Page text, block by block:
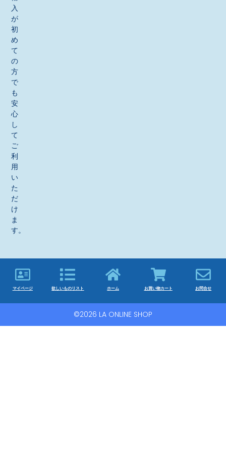
入
が
初
め
て
の
方
で
も
安
心
し
て
ご
利
用
い
た
だ
け
ま
す。
マイページ 欲しいものリスト ホーム お買い物カート お問合せ
©2026 LA ONLINE SHOP